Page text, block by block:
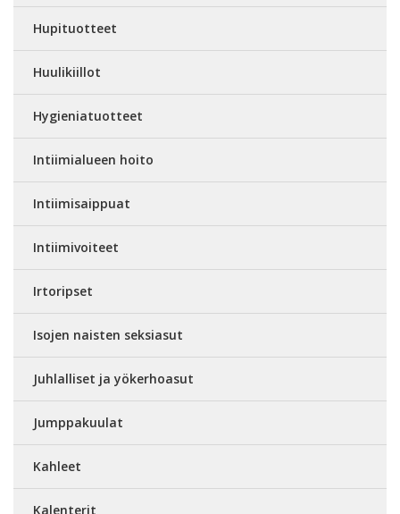
Hupituotteet
Huulikiillot
Hygieniatuotteet
Intiimialueen hoito
Intiimisaippuat
Intiimivoiteet
Irtoripset
Isojen naisten seksiasut
Juhlalliset ja yökerhoasut
Jumppakuulat
Kahleet
Kalenterit